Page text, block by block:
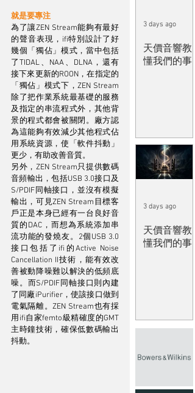
就是要專注
為了讓ZEN Stream能夠有最好
的聲音表現，ifi特別設計了好
幾個「獨佔」模式，當中包括
了TIDAL、NAA、DLNA，還有
接下來更新的ROON，在指定的
「獨佔」模式下，ZEN Stream
除了把作業系統最基礎的服務
及指定的串流程式外，其他背
景的程式都會被關閉。廠方認
為這能夠有效減少其他程式佔
用系統資源，使「軟件抖動」
更少，有助改善音質。
另外，ZEN Stream只提供數碼
音頻輸出，包括USB 3.0接口及
S/PDIF同軸接口，並沒有模擬
輸出，可見ZEN Stream目標客
戶正是本身已經有一台良好音
質的DAC，而想為系統添加串
流功能的發燒友。2個USB 3.0
接口包括了ifi的Active Noise
Cancellation II技術，能有效改
善被動降噪難以解決的低頻底
噪。而S/PDIF同軸接口則內建
了同廠iPurifier，使該接口做到
電氣隔離。ZEN Stream也有採
用ifi自家femto級精確度的GMT
主時鐘技術，確保低數碼輸出
抖動。
天價音響教
懂我們的事
3 days ago
天價音響教
懂我們的事
3 days ago